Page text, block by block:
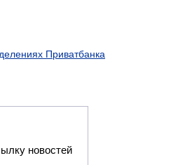
Приватбанка
новостей